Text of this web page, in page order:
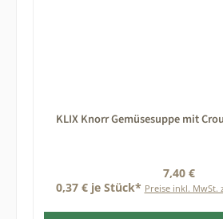
KLIX Knorr Gemüsesuppe mit
Regulärer
7,40 €
0,37 € je Stück* Preise inkl. MwSt.